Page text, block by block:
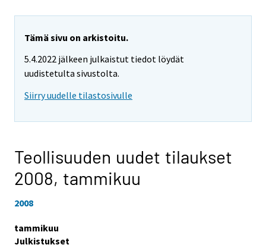
Tämä sivu on arkistoitu.
5.4.2022 jälkeen julkaistut tiedot löydät
uudistetulta sivustolta.
Siirry uudelle tilastosivulle
Teollisuuden uudet tilaukset
2008, tammikuu
2008
tammikuu
Julkistukset